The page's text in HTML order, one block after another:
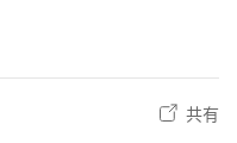
共有